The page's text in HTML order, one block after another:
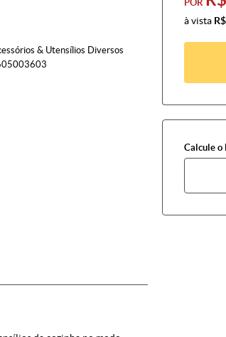
& Utensílios Diversos
POR
à vista
Calcule o